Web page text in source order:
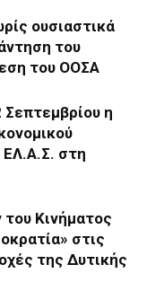
ουσιαστικά
του
του ΟΟΣΑ
Σεπτεμβρίου η
ΕΛ.Α.Σ. στη
Κινήματος
στις
της Δυτικής